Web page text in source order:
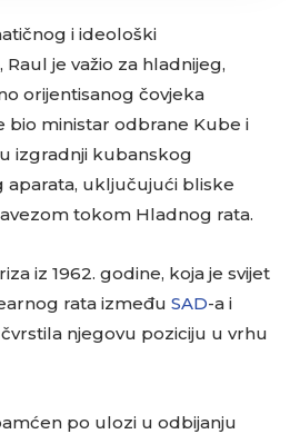
i ideološki
je važio za hladnijeg,
orijentisanog čovjeka
bio ministar odbrane Kube i
izgradnji kubanskog
aparata, uključujući bliske
tokom Hladnog rata.
iz 1962. godine, koja je svijet
rata između SAD-a i
njegovu poziciju u vrhu
po ulozi u odbijanju